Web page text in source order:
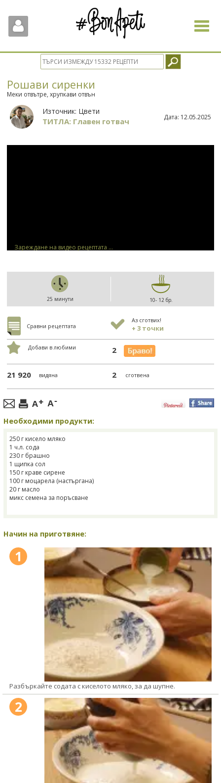
Toggle
Рошави сиренки
Меки отвътре, хрупкави отвън
Източник: Цвети
ТИТЛА: Главен готвач Дата: 12.05.2025
Зареждане на видео рецептата ...
25 минути 10- 12 бр.
Сравни рецептата
Аз сготвих!
+ 3 точки
Добави в любими 2
21 920 видяна 2 сготвена
Необходими продукти:
250 г кисело мляко
1 ч.л. сода
230 г брашно
1 щипка сол
150 г краве сирене
100 г моцарела (настъргана)
20 г масло
микс семена за поръсване
Начин на приготвяне:
1
Разбъркайте содата с киселото мляко, за да шупне.
2